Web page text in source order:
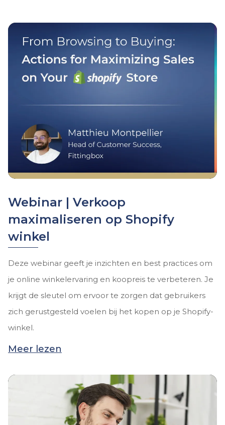
Webinar | Verkoop
maximaliseren op Shopify
winkel
Deze webinar geeft je inzichten en best practices om
je online winkelervaring en koopreis te verbeteren. Je
krijgt de sleutel om ervoor te zorgen dat gebruikers
zich gerustgesteld voelen bij het kopen op je Shopify-
winkel.
Meer lezen